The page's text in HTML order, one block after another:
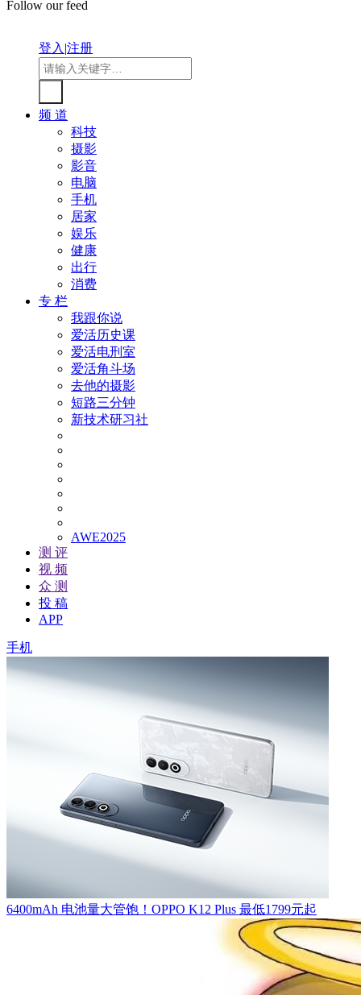
Follow our feed
登入|注册
频 道
科技
摄影
影音
电脑
手机
居家
娱乐
健康
出行
消费
专 栏
我跟你说
爱活历史课
爱活电刑室
爱活角斗场
去他的摄影
短路三分钟
新技术研习社
AWE2025
测 评
视 频
众 测
投 稿
APP
手机
6400mAh 电池量大管饱！OPPO K12 Plus 最低1799元起